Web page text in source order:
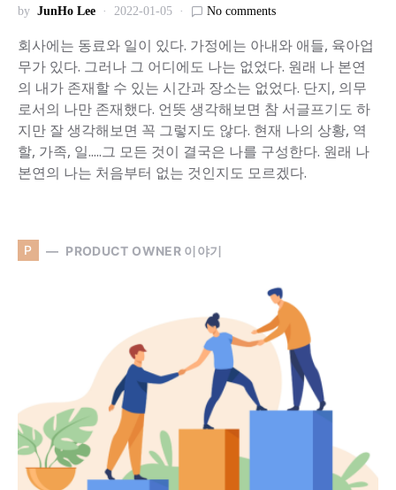
by JunHo Lee 2022-01-05 No comments
회사에는 동료와 일이 있다. 가정에는 아내와 애들, 육아업
무가 있다. 그러나 그 어디에도 나는 없었다. 원래 나 본연
의 내가 존재할 수 있는 시간과 장소는 없었다. 단지, 의무
로서의 나만 존재했다. 언뜻 생각해보면 참 서글프기도 하
지만 잘 생각해보면 꼭 그렇지도 않다. 현재 나의 상황, 역
할, 가족, 일.....그 모든 것이 결국은 나를 구성한다. 원래 나
본연의 나는 처음부터 없는 것인지도 모르겠다.
P PRODUCT OWNER 이야기